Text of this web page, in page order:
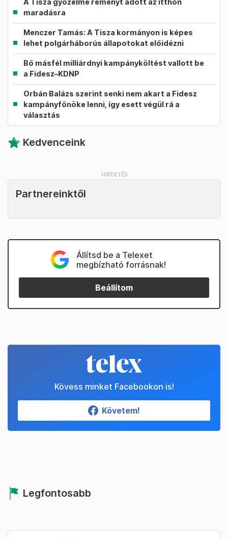
A Tisza győzelme reményt adott az itthon
maradásra
Menczer Tamás: A Tisza kormányon is képes
lehet polgárháborús állapotokat előidézni
Bő másfél milliárdnyi kampányköltést vallott be
a Fidesz–KDNP
Orbán Balázs szerint senki nem akart a Fidesz
kampányfőnöke lenni, így esett végül rá a
választás
Kedvenceink
Partnereinktől
Állítsd be a Telexet
megbízható forrásnak!
Beállítom
Kövess minket Facebookon is!
Követem!
Legfontosabb